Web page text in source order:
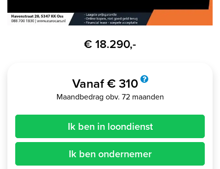
€ 18.290,-
Vanaf € 310
Maandbedrag obv. 72 maanden
Ik ben in loondienst
Ik ben ondernemer